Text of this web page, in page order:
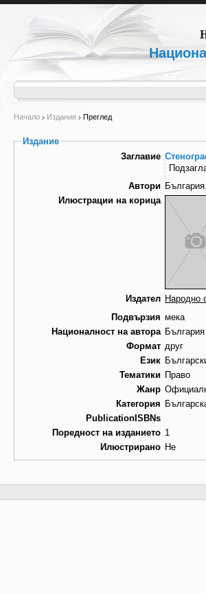
Начало Издания Преглед
Издание
Заглавие
Автори
Илюстрации на корица
Издател Народно
Подвързия мека
Националност на автора България
Формат друг
Език
Тематики Право
Жанр
Категория
PublicationISBNs
Поредност на изданието 1
Илюстрирано Не